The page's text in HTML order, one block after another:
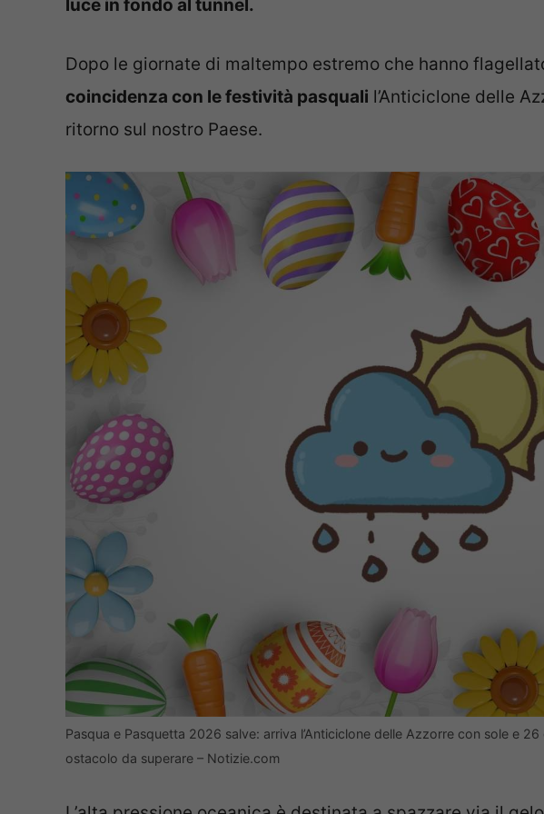
luce in fondo al tunnel.
Dopo le giornate di maltempo estremo che hanno
coincidenza con le festività pasquali l’Anticiclone delle
ritorno sul nostro Paese.
Pasqua e Pasquetta 2026 salve: arriva l’Anticiclone delle Azzorre con sole e
ostacolo da superare – Notizie.com